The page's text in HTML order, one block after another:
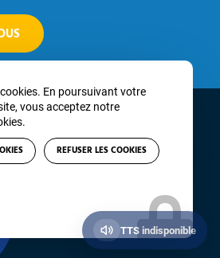
La CFTC, enfin un véritable partenaire
constructives, responsables et
respectueuses.
En poursuivant votre
vous acceptez notre
REFUSER LES COOKIES
TTS indisponible